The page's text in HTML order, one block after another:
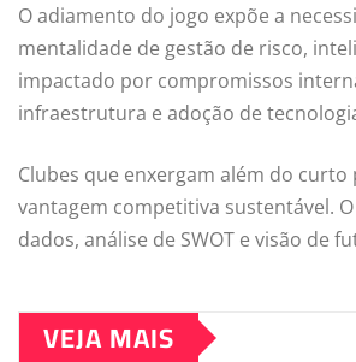
O adiamento do jogo expõe a
mentalidade de gestão de risco,
impactado por compromissos
infraestrutura e adoção de
Clubes que enxergam além do
vantagem competitiva sustentável.
dados, análise de SWOT e visão de
VEJA MAIS